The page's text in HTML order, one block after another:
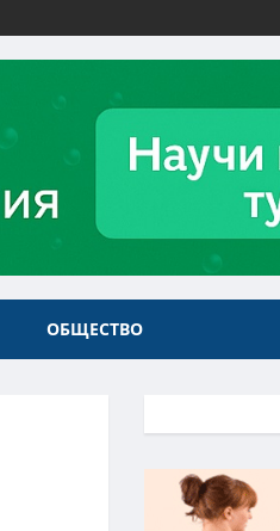
ОБЩЕСТВО